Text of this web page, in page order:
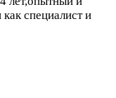
специалист и